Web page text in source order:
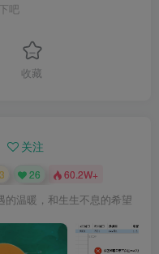
吧
收藏
关注
26 60.2W+
的温暖，和生生不息的希望